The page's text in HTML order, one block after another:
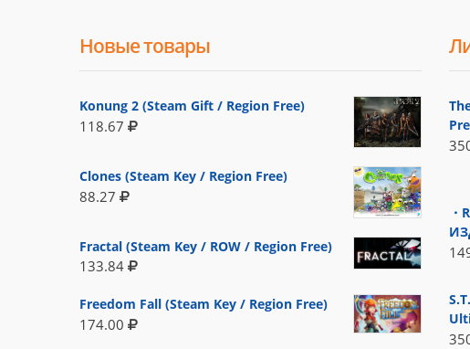
Новые товары
Konung 2 (Steam Gift / Region Free)
118.67
Clones (Steam Key / Region Free)
88.27
Fractal (Steam Key / ROW / Region Free)
133.84
Freedom Fall (Steam Key / Region Free)
174.00